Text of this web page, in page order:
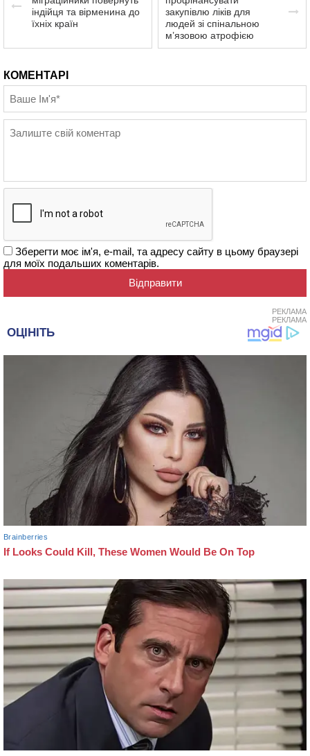
індійця та вірменина до
їхніх країн
закупівлю ліків для
людей зі спінальною
м’язовою атрофією
КОМЕНТАРІ
Зберегти моє ім'я, e-mail, та адресу сайту в цьому браузері
для моїх подальших коментарів.
РЕКЛАМА
РЕКЛАМА